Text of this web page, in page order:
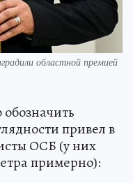
областной премией
привел в
ОСБ (у них
примерно):